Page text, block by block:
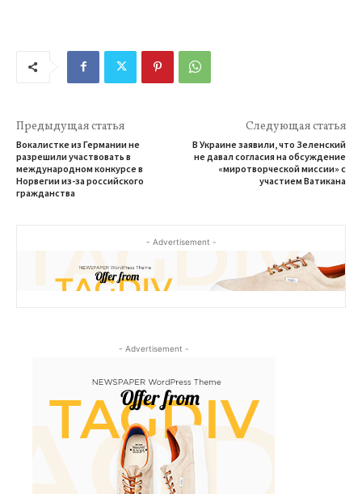
Предыдущая статья
Вокалистке из Германии не
разрешили участвовать в
международном конкурсе в
Норвегии из-за российского
гражданства
Следующая статья
В Украине заявили, что Зеленский
не давал согласия на обсуждение
«миротворческой миссии» с
участием Ватикана
- Advertisement -
- Advertisement -